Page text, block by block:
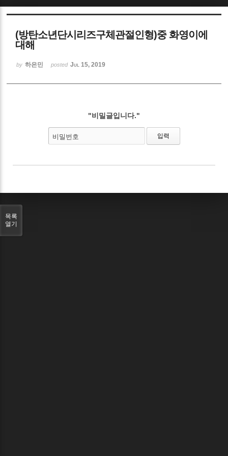
(방탄소년단시리즈구체관절인형)중 화영이에
대해
by 하은민 posted Jul 15, 2019
"비밀글입니다."
비밀번호
목록
열기
Sketchbook5, 스케치북5
Sketchbook5, 스케치북5